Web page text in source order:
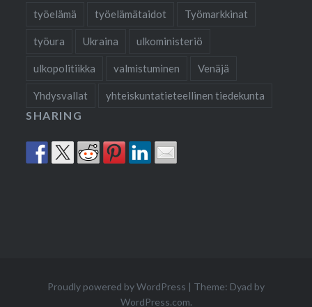
työelämä työelämätaidot Työmarkkinat
työura Ukraina ulkoministeriö
ulkopolitiikka valmistuminen Venäjä
Yhdysvallat yhteiskuntatieteellinen tiedekunta
SHARING
Proudly powered by WordPress | Theme: Dyad by
WordPress.com.